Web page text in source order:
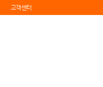
고객센터